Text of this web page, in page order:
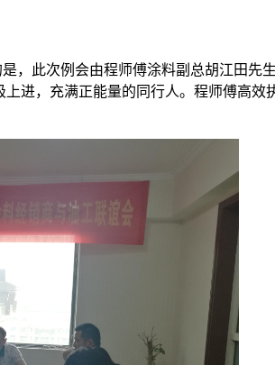
，此次例会由程师傅涂料副总胡江田先
进，充满正能量的同行人。程师傅高效